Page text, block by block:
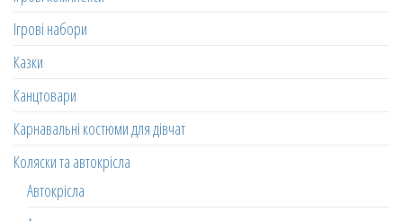
Ігрові набори
Казки
Канцтовари
Карнавальні костюми для дівчат
Коляски та автокрісла
Автокрісла